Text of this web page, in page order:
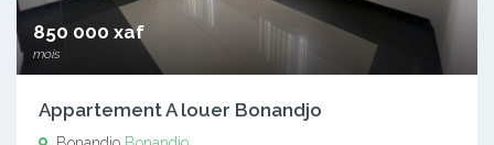
850 000 xaf
mois
Appartement A louer Bonandjo